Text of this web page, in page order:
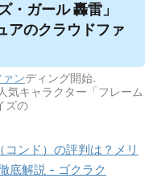
ガール 轟雷」
アのクラウドファ
ァンディング開始.
気キャラクター「フレーム
ズの
ンド）の評判は？メリ
底解説 - ゴクラク